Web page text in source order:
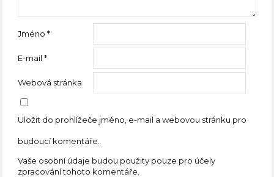
Jméno*
E-mail*
Webová stránka
Uložit do prohlížeče jméno, e-mail a webovou stránku pro
budoucí komentáře.
Vaše osobní údaje budou použity pouze pro účely
zpracování tohoto komentáře.